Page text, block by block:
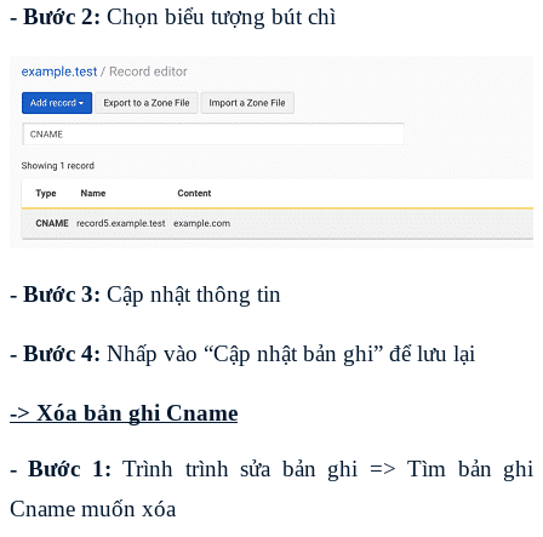
- Bước 2: Chọn biểu tượng bút chì
- Bước 3: Cập nhật thông tin
- Bước 4: Nhấp vào “Cập nhật bản ghi” để lưu lại
-> Xóa bản ghi Cname
- Bước 1: Trình trình sửa bản ghi => Tìm bản ghi
Cname muốn xóa